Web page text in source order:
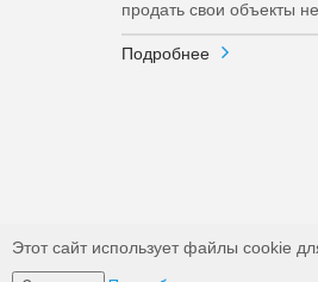
продать свои объекты
Подробнее
Этот сайт использует файлы cookie